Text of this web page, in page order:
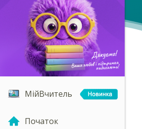
МійВчитель
Початок